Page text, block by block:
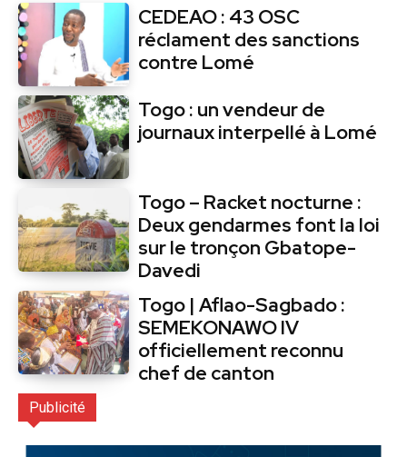
CEDEAO : 43 OSC
réclament des sanctions
contre Lomé
Togo : un vendeur de
journaux interpellé à Lomé
Togo – Racket nocturne :
Deux gendarmes font la loi
sur le tronçon Gbatope-
Davedi
Togo | Aflao-Sagbado :
SEMEKONAWO IV
officiellement reconnu
chef de canton
Publicité